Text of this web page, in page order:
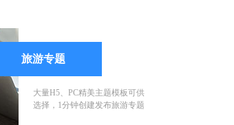
旅游专题
大量H5、PC精美主题模板可供
选择，1分钟创建发布旅游专题